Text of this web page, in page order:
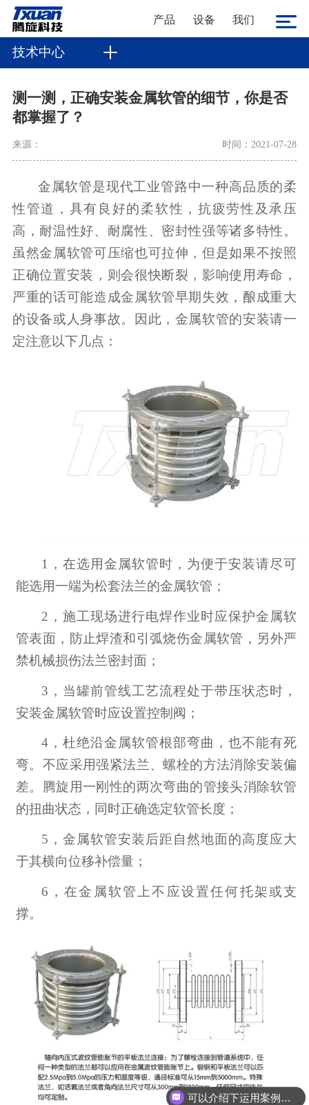
产品 设备 我们
技术中心
测一测，正确安装金属软管的细节，你是否
都掌握了？
来源： 时间：2021-07-28
金属软管是现代工业管路中一种高品质的柔
性管道，具有良好的柔软性，抗疲劳性及承压
高，耐温性好、耐腐性、密封性强等诸多特性。
虽然金属软管可压缩也可拉伸，但是如果不按照
正确位置安装，则会很快断裂，影响使用寿命，
严重的话可能造成金属软管早期失效，酿成重大
的设备或人身事故。因此，金属软管的安装请一
定注意以下几点：
1， 在选用金属软管时，为便于安装请尽可
能选用一端为松套法兰的金属软管；
2， 施工现场进行电焊作业时应保护金属软
管表面，防止焊渣和引弧烧伤金属软管，另外严
禁机械损伤法兰密封面；
3， 当罐前管线工艺流程处于带压状态时，
安装金属软管时应设置控制阀；
4， 杜绝沿金属软管根部弯曲，也不能有死
弯。不应采用强紧法兰、螺栓的方法消除安装偏
差。腾旋用一刚性的两次弯曲的管接头消除软管
的扭曲状态，同时正确选定软管长度；
5， 金属软管安装后距自然地面的高度应大
于其横向位移补偿量；
6，在金属软管上不应设置任何托架或支
撑。